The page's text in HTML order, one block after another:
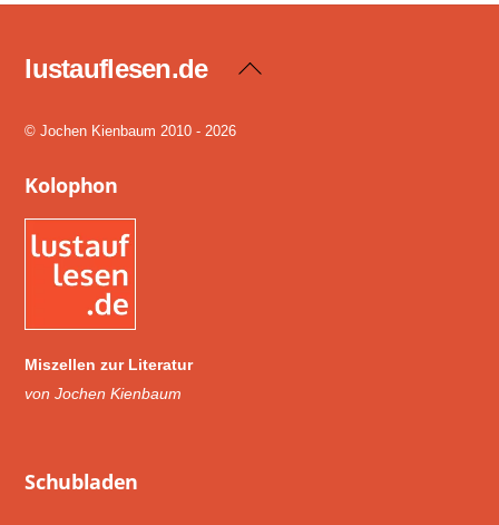
Back
lustauflesen.de
© Jochen Kienbaum 2010 - 2026
Kolophon
Miszellen zur Literatur
von Jochen Kienbaum
Schub­laden